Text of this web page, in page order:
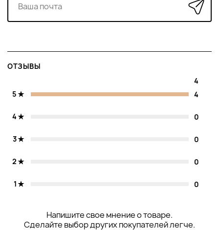
ОТЗЫВЫ
4
5
4
4 0
3 0
2 0
1 0
Напишите свое мнение о товаре.
Сделайте выбор других покупателей легче.